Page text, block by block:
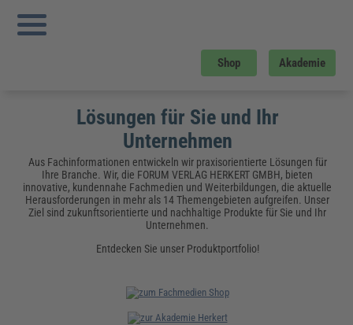
Shop Akademie
Upgrade your summer
Upgrade yourself
Lösungen für Sie und Ihr
Unternehmen
Aus Fachinformationen entwickeln wir praxisorientierte Lösungen für
Ihre Branche. Wir, die FORUM VERLAG HERKERT GMBH, bieten
innovative, kundennahe Fachmedien und Weiterbildungen, die aktuelle
Herausforderungen in mehr als 14 Themengebieten aufgreifen. Unser
Ziel sind zukunftsorientierte und nachhaltige Produkte für Sie und Ihr
Unternehmen.
Entdecken Sie unser Produktportfolio!